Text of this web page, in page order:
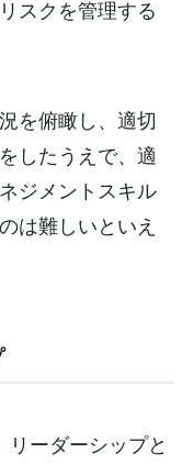
スクを管理する
を俯瞰し、適切
したうえで、適
ジメントスキル
は難しいといえ
ーダーシップと